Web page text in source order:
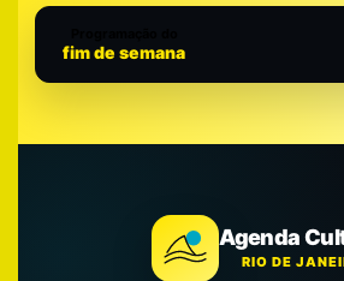
fim de semana
Agenda
RIO DE